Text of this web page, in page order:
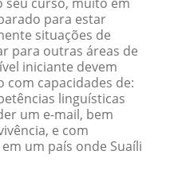
para estar
situações de
para outras áreas de
iniciante devem
capacidades de:
linguísticas
um e-mail, bem
e com
um país onde Suaíli